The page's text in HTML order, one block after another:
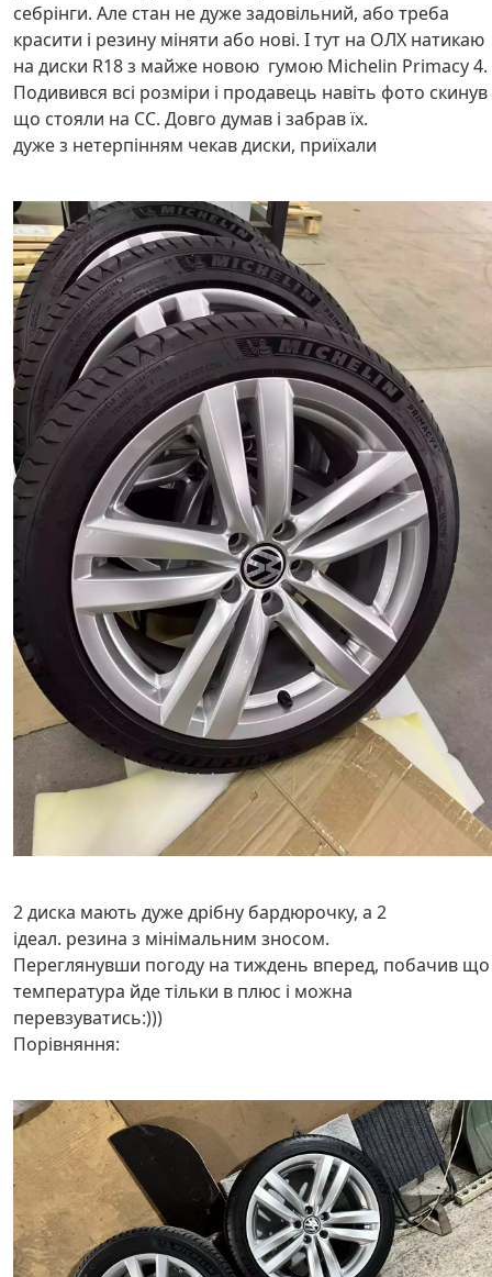
себрінги. Але стан не дуже задовільний, або треба
красити і резину міняти або нові. І тут на ОЛХ натикаю
на диски R18 з майже новою гумою Michelin Primacy 4.
Подивився всі розміри і продавець навіть фото скинув
що стояли на СС. Довго думав і забрав їх.
дуже з нетерпінням чекав диски, приїхали
2 диска мають дуже дрібну бардюрочку, а 2
ідеал. резина з мінімальним зносом.
Переглянувши погоду на тиждень вперед, побачив що
температура йде тільки в плюс і можна
перевзуватись:)))
Порівняння: